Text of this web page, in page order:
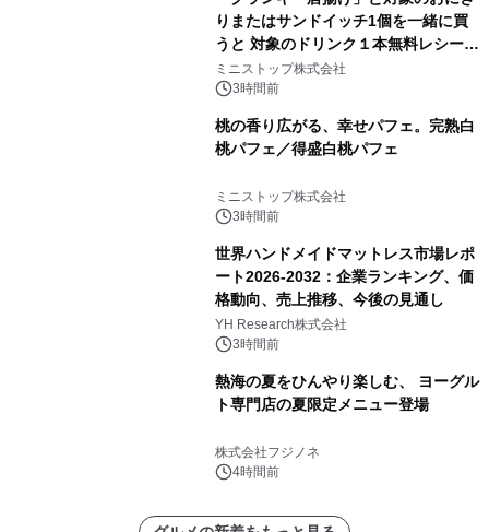
りまたはサンドイッチ1個を一緒に買
うと 対象のドリンク１本無料レシート
クーポンもらえる！※1
ミニストップ株式会社
3時間前
桃の香り広がる、幸せパフェ。完熟白
桃パフェ／得盛白桃パフェ
ミニストップ株式会社
3時間前
世界ハンドメイドマットレス市場レポ
ート2026-2032：企業ランキング、価
格動向、売上推移、今後の見通し
YH Research株式会社
3時間前
熱海の夏をひんやり楽しむ、 ヨーグル
ト専門店の夏限定メニュー登場
株式会社フジノネ
4時間前